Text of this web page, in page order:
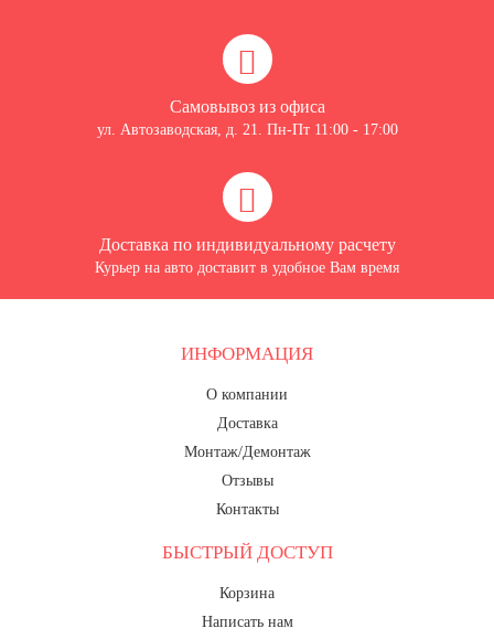
Самовывоз из офиса
ул. Автозаводская, д. 21. Пн-Пт 11:00 - 17:00
Доставка по индивидуальному расчету
Курьер на авто доставит в удобное Вам время
ИНФОРМАЦИЯ
О компании
Доставка
Монтаж/Демонтаж
Отзывы
Контакты
БЫСТРЫЙ ДОСТУП
Корзина
Написать нам